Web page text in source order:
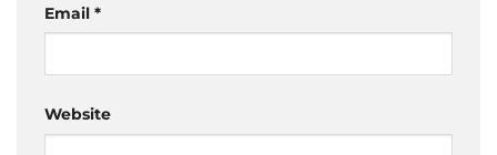
Email *
Website